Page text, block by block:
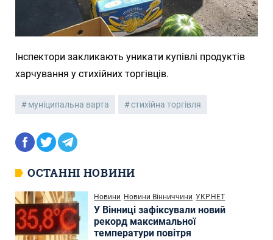
Інспектори закликають уникати купівлі продуктів
харчування у стихійних торгівців.
муніципальна варта стихійна торгівля
ОСТАННІ НОВИНИ
Новини Новини Вінниччини УКР.НЕТ
У Вінниці зафіксували новий
рекорд максимальної
температури повітря